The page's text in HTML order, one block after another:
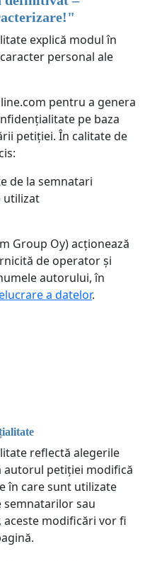
"
explică modul în
personal ale
pentru a genera
pe baza
petiției. În calitate de
de la semnatari
utilizat
Group Oy) acționează
de operator și
autorului, în
a datelor.
reflectă alegerile
autorul petiției modifică
în care sunt utilizate
semnatarilor sau
aceste modificări vor fi